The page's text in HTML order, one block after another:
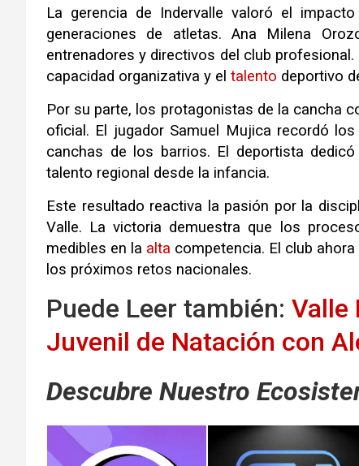
La gerencia de Indervalle valoró el
generaciones de atletas. Ana Milena
entrenadores y directivos del club
capacidad organizativa y el talento deportivo
Por su parte, los protagonistas de la cancha
oficial. El jugador Samuel Mujica recordó
canchas de los barrios. El deportista
talento regional desde la infancia.
Este resultado reactiva la pasión por la
Valle. La victoria demuestra que los
medibles en la alta competencia. El club
los próximos retos nacionales.
Puede Leer también: Valle
Juvenil de Natación con
Descubre Nuestro